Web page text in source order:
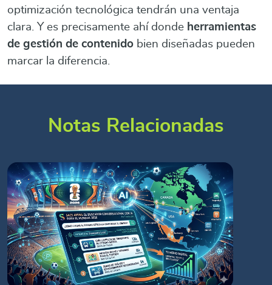
optimización tecnológica tendrán una ventaja
clara. Y es precisamente ahí donde herramientas
de gestión de contenido bien diseñadas pueden
marcar la diferencia.
Notas Relacionadas